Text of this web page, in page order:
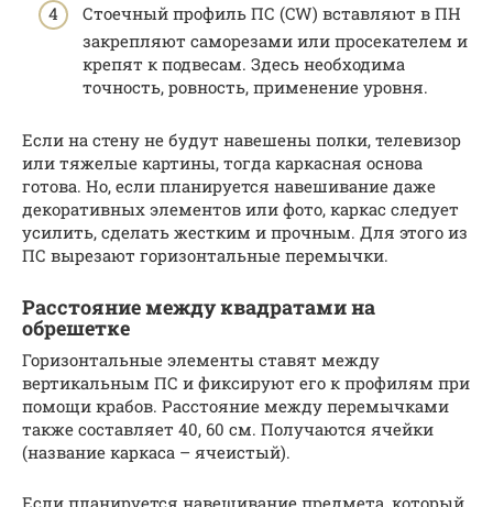
Стоечный профиль ПС (CW) вставляют в ПН
закрепляют саморезами или просекателем и
крепят к подвесам. Здесь необходима
точность, ровность, применение уровня.
Если на стену не будут навешены полки, телевизор
или тяжелые картины, тогда каркасная основа
готова. Но, если планируется навешивание даже
декоративных элементов или фото, каркас следует
усилить, сделать жестким и прочным. Для этого из
ПС вырезают горизонтальные перемычки.
Расстояние между квадратами на
обрешетке
Горизонтальные элементы ставят между
вертикальным ПС и фиксируют его к профилям при
помощи крабов. Расстояние между перемычками
также составляет 40, 60 см. Получаются ячейки
(название каркаса – ячеистый).
Если планируется навешивание предмета, который